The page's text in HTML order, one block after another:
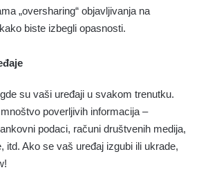
„oversharing“ objavljivanja na
biste izbegli opasnosti.
su vaši uređaji u svakom trenutku.
poverljivih informacija –
podaci, računi društvenih medija,
itd. Ako se vaš uređaj izgubi ili ukrade,